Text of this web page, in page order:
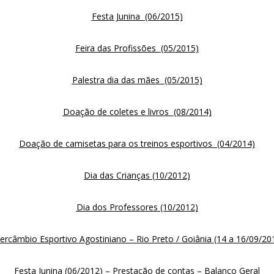
Festa Junina (06/2015)
Feira das Profissões (05/2015)
Palestra dia das mães (05/2015)
Doação de coletes e livros (08/2014)
Doação de camisetas para os treinos esportivos (04/2014)
Dia das Crianças (10/2012)
Dia dos Professores (10/2012)
Esportivo Agostiniano – Rio Preto / Goiânia (14 a 16/09/
Festa Junina (06/2012) – Prestação de contas – Balanço Geral